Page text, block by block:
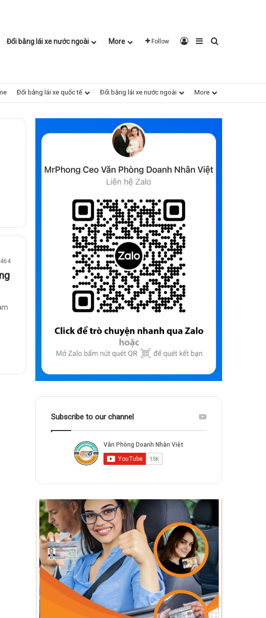
Đổi bằng lái xe nước ngoài More Follow Log In SidebarSearch for
Đổi bằng lái xe quốc tế Đổi bằng lái xe nước ngoài More
464
Subscribe to our channel